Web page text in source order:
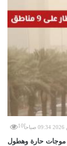
10
حارة وهطول